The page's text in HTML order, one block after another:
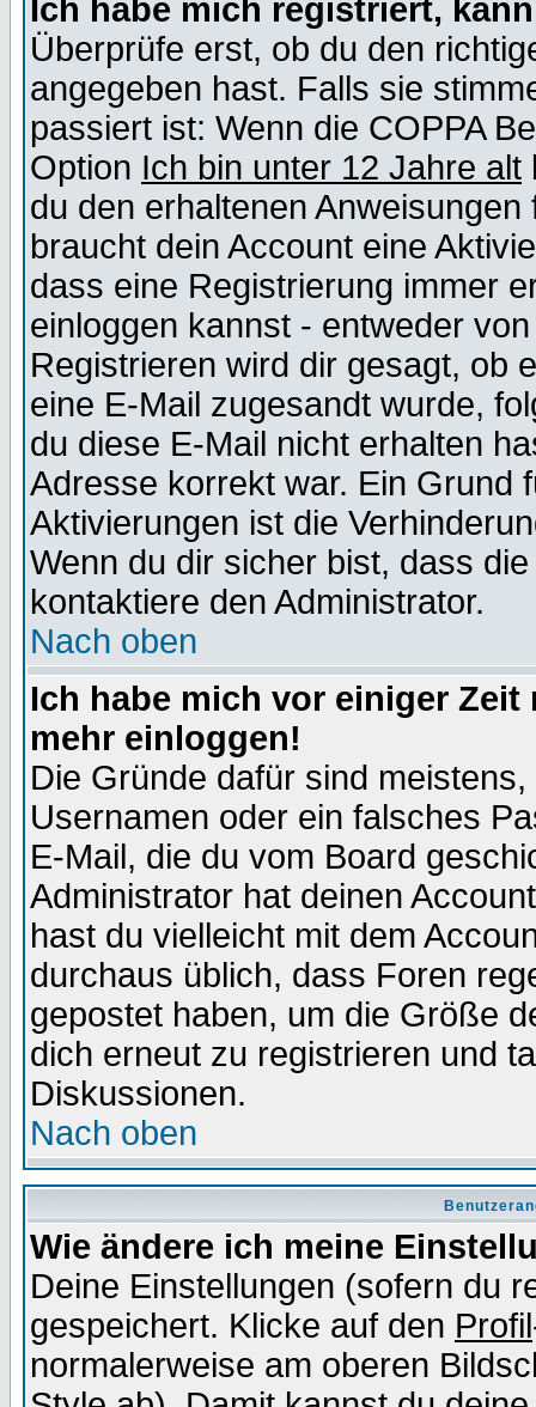
Ich habe mich registriert,
Überprüfe erst, ob du den
angegeben hast. Falls sie
passiert ist: Wenn die COPPA
Option Ich bin unter 12 Jahre alt
du den erhaltenen
braucht dein Account eine
dass eine Registrierung immer
einloggen kannst - entweder
Registrieren wird dir gesagt, ob
eine E-Mail zugesandt wurde,
du diese E-Mail nicht erhalten
Adresse korrekt war. Ein Grund
Aktivierungen ist die
Wenn du dir sicher bist, dass
kontaktiere den Administrator.
Nach oben
Ich habe mich vor einiger
mehr einloggen!
Die Gründe dafür sind
Usernamen oder ein falsches
E-Mail, die du vom Board
Administrator hat deinen
hast du vielleicht mit dem
durchaus üblich, dass Foren
gepostet haben, um die Größe
dich erneut zu registrieren und
Diskussionen.
Nach oben
Wie ändere ich meine
Deine Einstellungen (sofern du
gespeichert. Klicke auf den Profil
normalerweise am oberen